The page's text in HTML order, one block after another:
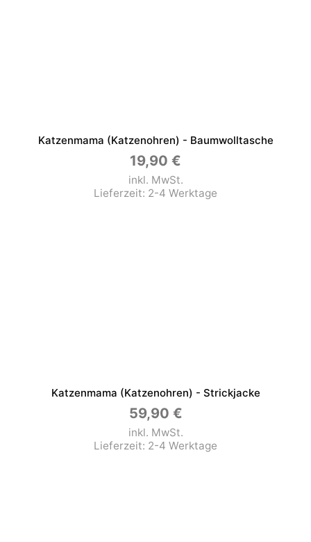
Katzenmama (Katzenohren) - Baumwolltasche
19,90 €
inkl. MwSt.
Lieferzeit: 2-4 Werktage
Katzenmama (Katzenohren) - Strickjacke
59,90 €
inkl. MwSt.
Lieferzeit: 2-4 Werktage